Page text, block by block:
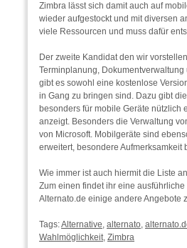
Zimbra lässt sich damit auch auf
wieder aufgestockt und mit diversen
viele Ressourcen und muss dafür
Der zweite Kandidat den wir
Terminplanung,
gibt es sowohl eine kostenlose
in Gang zu bringen sind. Dazu gibt
besonders für mobile Geräte nützlich
anzeigt. Besonders die Verwaltung
von Microsoft. Mobilgeräte sind
erweitert, besondere
Wie immer ist auch hiermit die Liste
Zum einen findet ihr eine
Alternato.de einige andere Angebote
Tags:Alternative, alternato,
Wahlmöglichkeit, Zimbra